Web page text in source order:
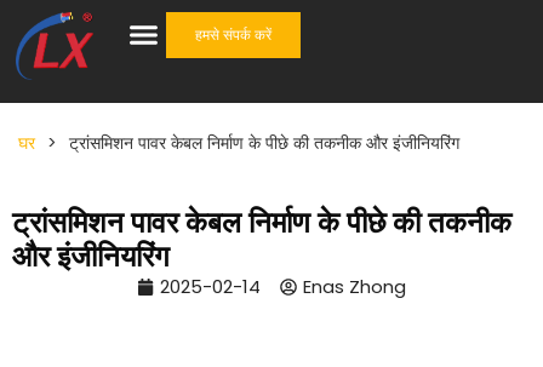
हमसे संपर्क करें
घर > ट्रांसमिशन पावर केबल निर्माण के पीछे की तकनीक और इंजीनियरिंग
ट्रांसमिशन पावर केबल निर्माण के पीछे की तकनीक
और इंजीनियरिंग
2025-02-14 Enas Zhong